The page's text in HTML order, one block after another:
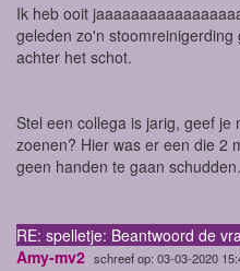
Ik heb ooit
geleden zo'n
achter het schot.
Stel een collega is jarig, geef je
zoenen? Hier was er een die 2
geen handen te gaan
RE: spelletje: Beantwoord de
Amy-mv2 schreef op: 03-03-2020